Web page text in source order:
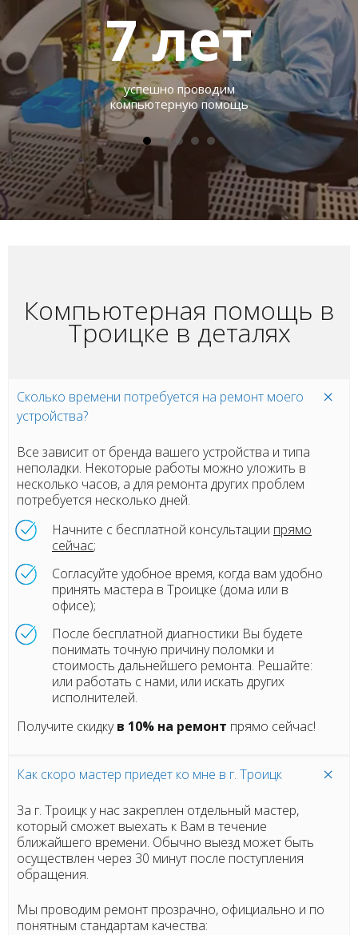
7лет
успешно проводим
компьютерную помощь
Компьютерная помощь в
Троицке в деталях
Сколько времени потребуется на ремонт моего
устройства?
Все зависит от бренда вашего устройства и типа
неполадки. Некоторые работы можно уложить в
несколько часов, а для ремонта других проблем
потребуется несколько дней.
Начните с бесплатной консультации прямо
сейчас;
Согласуйте удобное время, когда вам удобно
принять мастера в Троицке (дома или в
офисе);
После бесплатной диагностики Вы будете
понимать точную причину поломки и
стоимость дальнейшего ремонта. Решайте:
или работать с нами, или искать других
исполнителей.
Получите скидкув 10% на ремонт прямо сейчас!
Как скоро мастер приедет ко мне в г. Троицк
За г. Троицк у нас закреплен отдельный мастер,
который сможет выехать к Вам в течение
ближайшего времени. Обычно выезд может быть
осуществлен через 30 минут после поступления
обращения.
Мы проводим ремонт прозрачно, официально и по
понятным стандартам качества: